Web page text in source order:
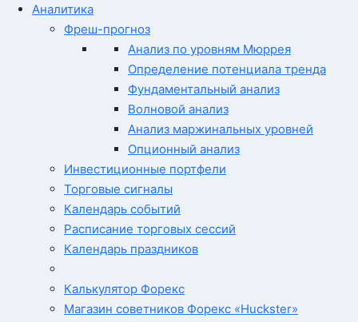
Аналитика
Фреш-прогноз
Анализ по уровням Мюррея
Определение потенциала тренда
Фундаментальный анализ
Волновой анализ
Анализ маржинальных уровней
Опционный анализ
Инвестиционные портфели
Торговые сигналы
Календарь событий
Расписание торговых сессий
Календарь праздников
Калькулятор Форекс
Магазин советников Форекс «Huckster»